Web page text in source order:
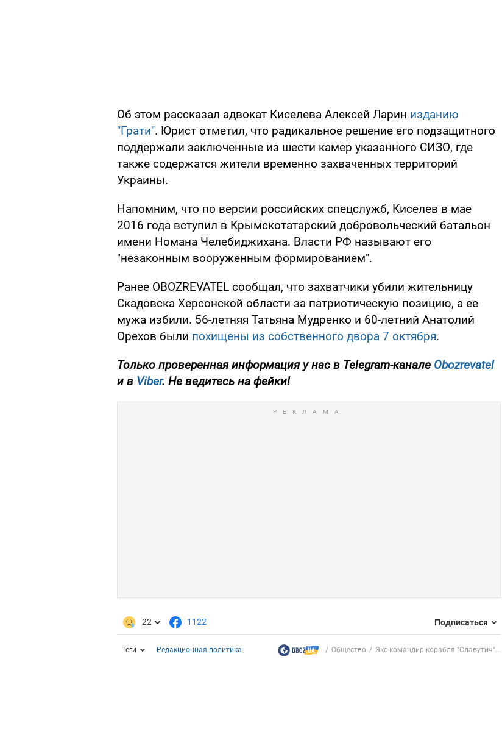
Об этом рассказал адвокат Киселева Алексей Ларин изданию
"Грати". Юрист отметил, что радикальное решение его подзащитного
поддержали заключенные из шести камер указанного СИЗО, где
также содержатся жители временно захваченных территорий
Украины.
Напомним, что по версии российских спецслужб, Киселев в мае
2016 года вступил в Крымскотатарский добровольческий батальон
имени Номана Челебиджихана. Власти РФ называют его
"незаконным вооруженным формированием".
Ранее OBOZREVATEL сообщал, что захватчики убили жительницу
Скадовска Херсонской области за патриотическую позицию, а ее
мужа избили. 56-летняя Татьяна Мудренко и 60-летний Анатолий
Орехов были похищены из собственного двора 7 октября.
Только проверенная информация у нас в Telegram-канале Obozrevatel
и в Viber. Не ведитесь на фейки!
22 1122 Подписаться
Теги Редакционная политика Общество Экс-командир корабля "Славутич"...